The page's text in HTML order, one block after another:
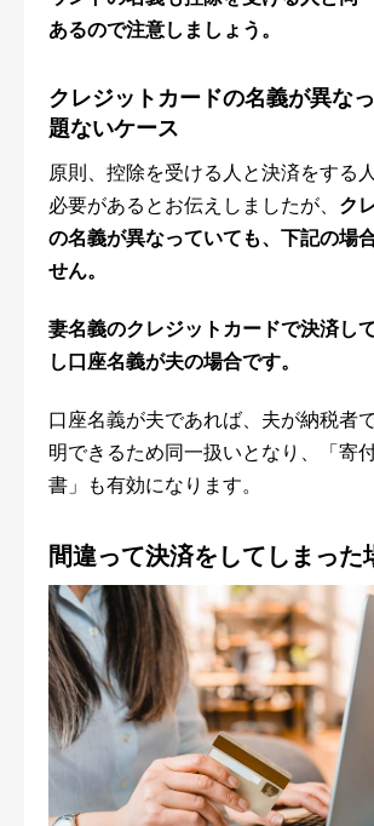
あるので注意しましょう。
クレジットカードの名義が異な
題ないケース
原則、控除を受ける人と決済をする
必要があるとお伝えしましたが、 ク
の名義が異なっていても、下記の場
せん。
妻名義のクレジットカードで決済し
し口座名義が夫の場合です。
口座名義が夫であれば、夫が納税者
明できるため同一扱いとなり、「寄
書」も有効になります。
間違って決済をしてしまった